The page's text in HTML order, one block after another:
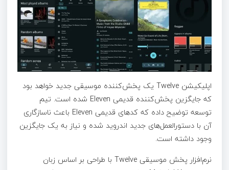
اپلیکیشن Twelve یک پخش‌کننده موسیقی جدید خواهد بود
که جایگزین پخش‌کننده قدیمی Eleven شده است. تیم
توسعه توضیح داده که کدهای قدیمی Eleven باعث ناسازگاری
آن با دستورالعمل‌های جدید اندروید شده و نیاز به یک جایگزین
وجود داشته است.
نرم‌افزار پخش موسیقی Twelve با طراحی بر اساس زبان